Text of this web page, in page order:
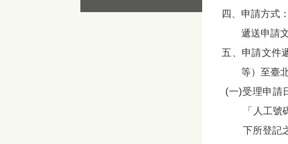
四、申請方式
遞送申請
五、申請文件
等）至臺
(一)受理申請
「人工
下所登記